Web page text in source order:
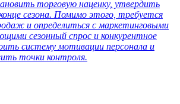
торговую наценку, утвердить
сезона. Помимо этого, требуется
и определиться с маркетинговыми
сезонный спрос и конкурентное
систему мотивации персонала и
точки контроля.